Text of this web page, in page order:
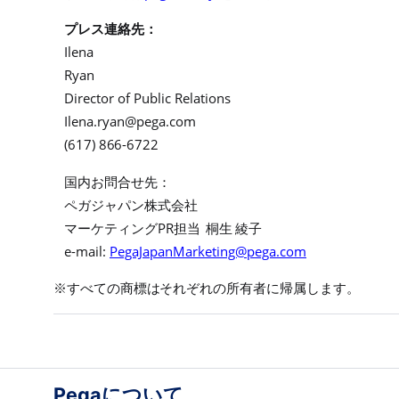
プレス連絡先：
Ilena
Ryan
Director of Public Relations
Ilena.ryan@pega.com
(617) 866-6722
国内お問合せ先：
ペガジャパン株式会社
マーケティングPR担当 桐生 綾子
e-mail: PegaJapanMarketing@pega.com
※すべての商標はそれぞれの所有者に帰属します。